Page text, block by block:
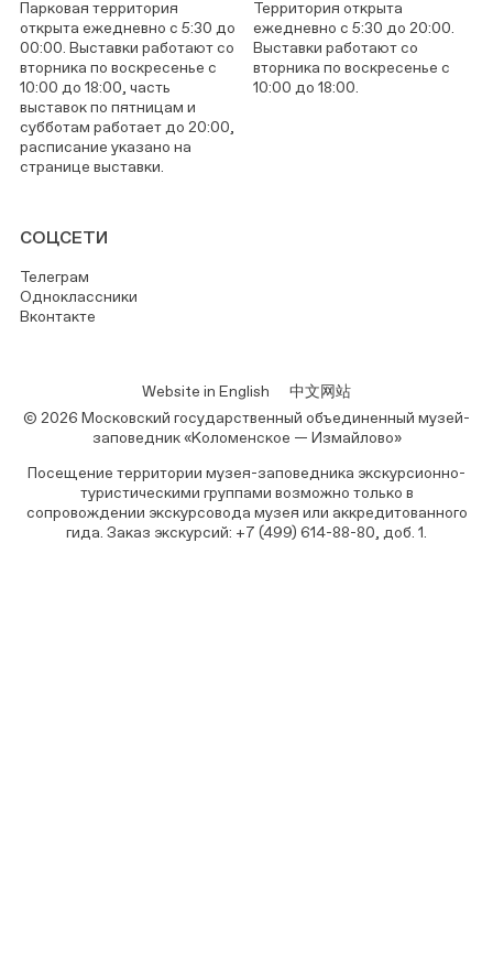
Парковая территория
открыта ежедневно с 5:30 до
00:00. Выставки работают со
вторника по воскресенье с
10:00 до 18:00, часть
выставок по пятницам и
субботам работает до 20:00,
расписание указано на
странице выставки.
Территория открыта
ежедневно с 5:30 до 20:00.
Выставки работают со
вторника по воскресенье с
10:00 до 18:00.
СОЦСЕТИ
Телеграм
Одноклассники
Вконтакте
Website in English
中文网站
© 2026 Московский государственный объединенный музей-
заповедник «Коломенское — Измайлово»
Посещение территории музея-заповедника экскурсионно-
туристическими группами возможно только в
сопровождении экскурсовода музея или аккредитованного
гида. Заказ экскурсий: +7 (499) 614-88-80, доб. 1.